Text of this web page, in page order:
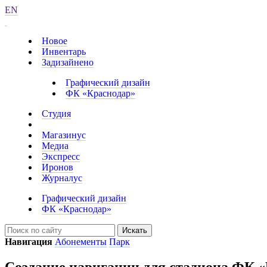
EN
Новое
Инвентарь
Задизайнено
Графический дизайн
ФК «Краснодар»
Студия
Магазинус
Медиа
Экспресс
Иронов
Журналус
Графический дизайн
ФК «Краснодар»
Искать
Навигация Абонементы Парк